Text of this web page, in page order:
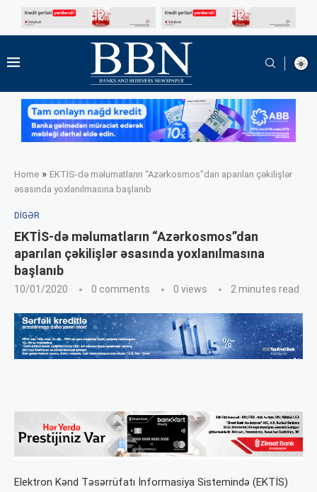
Home » EKTİS-də məlumatların “Azərkosmos”dan aparılan çəkilişlər
əsasında yoxlanılmasına başlanıb
DIGƏR
EKTİS-də məlumatların “Azərkosmos”dan
aparılan çəkilişlər əsasında yoxlanılmasına
başlanıb
10/01/2020 0 comments 0 views 2 minutes read
Elektron Kənd Təsərrüfatı İnformasiya Sistemində (EKTİS)